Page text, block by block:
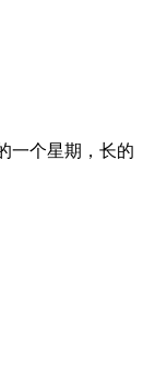
一个星期，长的